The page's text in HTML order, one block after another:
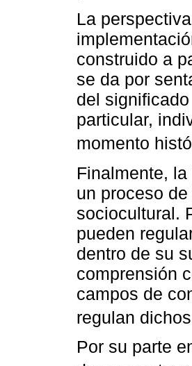
La
construido a
se da por
del
particular,
momento
Finalmente,
un proceso
sociocultural.
pueden
dentro de su
comprensión
campos de
regulan
Por su parte